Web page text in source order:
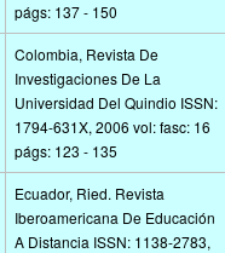
págs: 137 - 150
Colombia, Revista De
Investigaciones De La
Universidad Del Quindio ISSN:
1794-631X, 2006 vol: fasc: 16
págs: 123 - 135
Ecuador, Ried. Revista
Iberoamericana De Educación
A Distancia ISSN: 1138-2783,